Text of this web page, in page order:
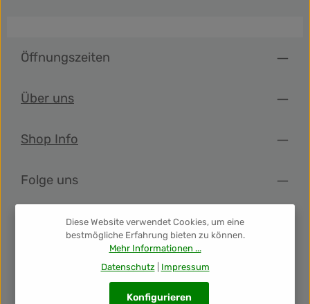
Öffnungszeiten
Über uns
Shop Info
Folge uns
Newsletter
Unsere Auszeichnungen
Diese Website verwendet Cookies, um eine
bestmögliche Erfahrung bieten zu können.
Mehr Informationen ...
Datenschutz| Impressum
Konfigurieren